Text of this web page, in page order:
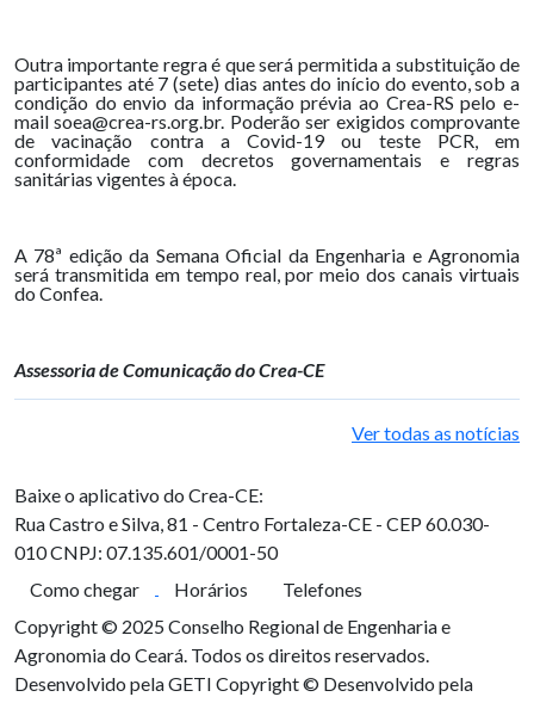
Outra importante regra é que será permitida a substituição de
participantes até 7 (sete) dias antes do início do evento, sob a
condição do envio da informação prévia ao Crea-RS pelo e-
mail soea@crea-rs.org.br. Poderão ser exigidos comprovante
de vacinação contra a Covid-19 ou teste PCR, em
conformidade com decretos governamentais e regras
sanitárias vigentes à época.
A 78ª edição da Semana Oficial da Engenharia e Agronomia
será transmitida em tempo real, por meio dos canais virtuais
do Confea.
Assessoria de Comunicação do Crea-CE
Ver todas as notícias
Baixe o aplicativo do Crea-CE:
Rua Castro e Silva, 81 - Centro Fortaleza-CE - CEP 60.030-
010CNPJ: 07.135.601/0001-50
Como chegar
Horários
Telefones
Copyright © 2025 Conselho Regional de Engenharia e
Agronomia do Ceará. Todos os direitos reservados.
Desenvolvido pela GETI Copyright © Desenvolvido pela